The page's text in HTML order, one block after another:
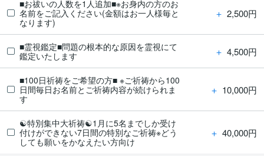
■お祓いの人数を1人追加■※お身内の方のお
名前をご記入ください(金額はお一人様毎と
なります)
＋ 2,500円
■霊視鑑定■問題の根本的な原因を霊視にて
鑑定いたします
＋ 4,500円
■100日祈祷をご希望の方■ ※ご祈祷から100
日間毎日お名前とご祈祷内容が続けられま
す
＋ 10,000円
☯特別集中大祈祷☯1月に5名までしか受け
付けができない7日間の特別なご祈祷※どう
しても願いをかなえたい方向け
＋ 40,000円